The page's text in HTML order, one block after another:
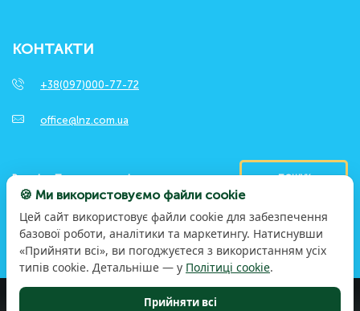
КОНТАКТИ
+38(097)000-77-72
office@lnz.com.ua
ПОШУК
© 2026 LNZ Group. Досвідом та працею. Заради
🍪 Ми використовуємо файли cookie
Цей сайт використовує файли cookie для забезпечення
базової роботи, аналітики та маркетингу. Натиснувши
«Прийняти всі», ви погоджуєтеся з використанням усіх
типів cookie. Детальніше — у Політиці cookie.
Прийняти всі